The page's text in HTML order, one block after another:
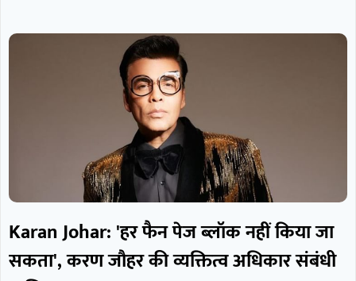
Karan Johar: 'हर फैन पेज ब्लॉक नहीं किया जा
सकता', करण जौहर की व्यक्तित्व अधिकार संबंधी